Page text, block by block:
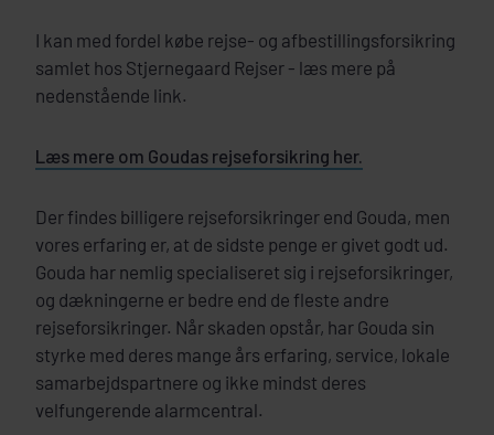
I kan med fordel købe rejse- og afbestillingsforsikring
samlet hos Stjernegaard Rejser - læs mere på
nedenstående link.
Læs mere om Goudas rejseforsikring her.
Der findes billigere rejseforsikringer end Gouda, men
vores erfaring er, at de sidste penge er givet godt ud.
Gouda har nemlig specialiseret sig i rejseforsikringer,
og dækningerne er bedre end de fleste andre
rejseforsikringer. Når skaden opstår, har Gouda sin
styrke med deres mange års erfaring, service, lokale
samarbejdspartnere og ikke mindst deres
velfungerende alarmcentral.